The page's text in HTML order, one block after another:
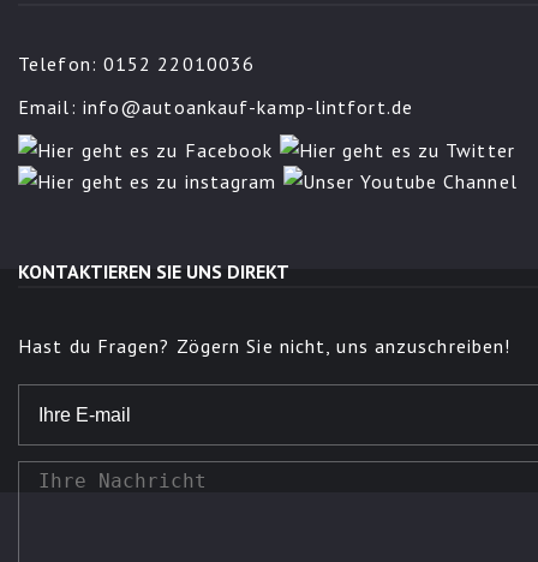
Telefon: 0152 22010036
Email: info@autoankauf-kamp-lintfort.de
KONTAKTIEREN SIE UNS DIREKT
Hast du Fragen? Zögern Sie nicht, uns anzuschreiben!